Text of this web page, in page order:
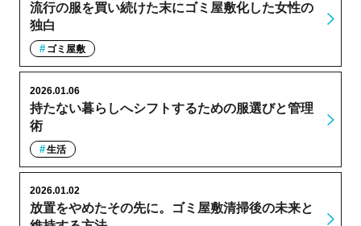
流行の服を買い続けた末にゴミ屋敷化した女性の
独白
ゴミ屋敷
持たない暮らしへシフトするための服選びと管理
術
2026.01.06
生活
放置をやめたその先に。ゴミ屋敷清掃後の未来と
2026.01.02